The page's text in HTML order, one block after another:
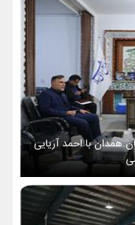
همدان با احمد آریایی